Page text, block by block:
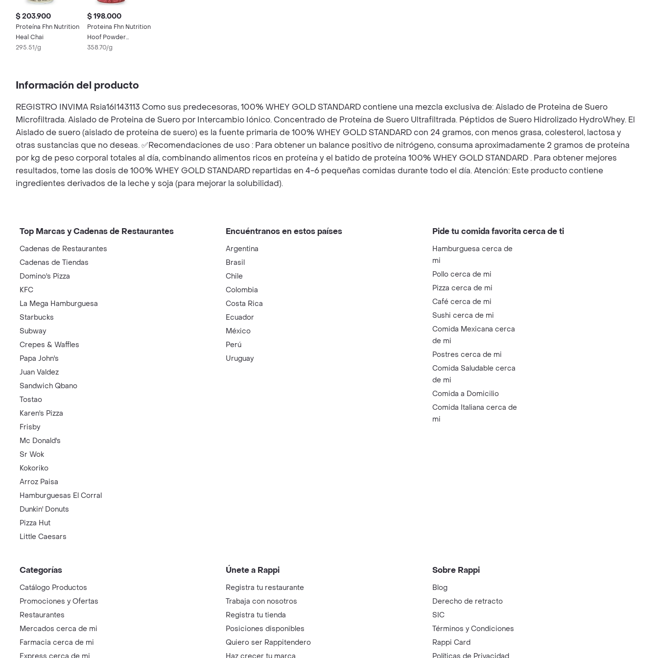
$ 203.900
Proteína Fhn Nutrition
Heal Chai
295.51/g
$ 198.000
Proteina Fhn Nutrition
Hoof Powder
Chocolate
358.70/g
Información del producto
REGISTRO INVIMA Rsia16I143113 Como sus predecesoras, 100% WHEY GOLD STANDARD contiene una mezcla exclusiva de: Aislado de Proteina de Suero
Microfiltrada. Aislado de Proteina de Suero por Intercambio Iónico. Concentrado de Proteína de Suero Ultrafiltrada. Péptidos de Suero Hidrolizado HydroWhey. El
Aislado de suero (aislado de proteína de suero) es la fuente primaria de 100% WHEY GOLD STANDARD con 24 gramos, con menos grasa, colesterol, lactosa y
otras sustancias que no deseas. ✅Recomendaciones de uso : Para obtener un balance positivo de nitrógeno, consuma aproximadamente 2 gramos de proteína
por kg de peso corporal totales al día, combinando alimentos ricos en proteína y el batido de proteína 100% WHEY GOLD STANDARD . Para obtener mejores
resultados, tome las dosis de 100% WHEY GOLD STANDARD repartidas en 4-6 pequeñas comidas durante todo el día. Atención: Este producto contiene
ingredientes derivados de la leche y soja (para mejorar la solubilidad).
Top Marcas y Cadenas de Restaurantes
Cadenas de Restaurantes
Cadenas de Tiendas
Domino's Pizza
KFC
La Mega Hamburguesa
Starbucks
Subway
Crepes & Waffles
Papa John's
Juan Valdez
Sandwich Qbano
Tostao
Karen's Pizza
Frisby
Mc Donald's
Sr Wok
Kokoriko
Arroz Paisa
Hamburguesas El Corral
Dunkin' Donuts
Pizza Hut
Little Caesars
Encuéntranos en estos países
Argentina
Brasil
Chile
Colombia
Costa Rica
Ecuador
México
Perú
Uruguay
Pide tu comida favorita cerca de ti
Hamburguesa cerca de
mi
Pollo cerca de mi
Pizza cerca de mi
Café cerca de mi
Sushi cerca de mi
Comida Mexicana cerca
de mi
Postres cerca de mi
Comida Saludable cerca
de mi
Comida a Domicilio
Comida Italiana cerca de
mi
Categorías
Catálogo Productos
Promociones y Ofertas
Restaurantes
Mercados cerca de mi
Farmacia cerca de mi
Únete a Rappi
Registra tu restaurante
Trabaja con nosotros
Registra tu tienda
Posiciones disponibles
Quiero ser Rappitendero
Sobre Rappi
Blog
Derecho de retracto
SIC
Términos y Condiciones
Rappi Card